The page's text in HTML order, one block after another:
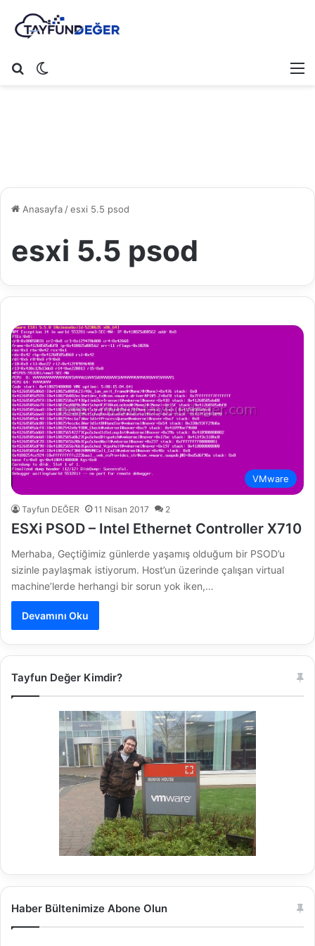
Arama yap ...
Anasayfa/esxi 5.5 psod
esxi 5.5 psod
VMware
Tayfun DEĞER 11 Nisan 2017 2
ESXi PSOD – Intel Ethernet Controller X710
Merhaba, Geçtiğimiz günlerde yaşamış olduğum bir PSOD’u
sizinle paylaşmak istiyorum. Host’un üzerinde çalışan virtual
machine’lerde herhangi bir sorun yok iken,…
Devamını Oku
Tayfun Değer Kimdir?
Haber Bültenimize Abone Olun